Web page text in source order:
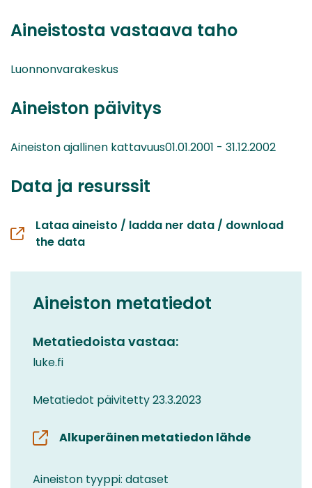
Aineistosta vastaava taho
Luonnonvarakeskus
Aineiston päivitys
Aineiston ajallinen kattavuus01.01.2001 - 31.12.2002
Data ja resurssit
Lataa aineisto / ladda ner data / download
the data
Aineiston metatiedot
Metatiedoista vastaa:
luke.fi
Metatiedot päivitetty 23.3.2023
Alkuperäinen metatiedon lähde
Aineiston tyyppi: dataset